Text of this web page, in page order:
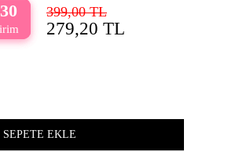
30 399,00 TL
279,20 TL